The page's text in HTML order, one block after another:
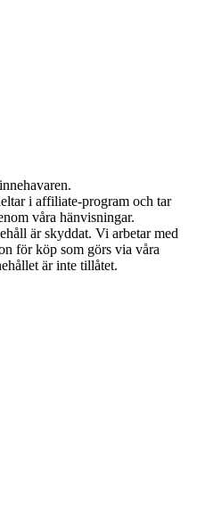
i affiliate-program och tar
våra hänvisningar.
är skyddat. Vi arbetar med
för köp som görs via våra
är inte tillåtet.